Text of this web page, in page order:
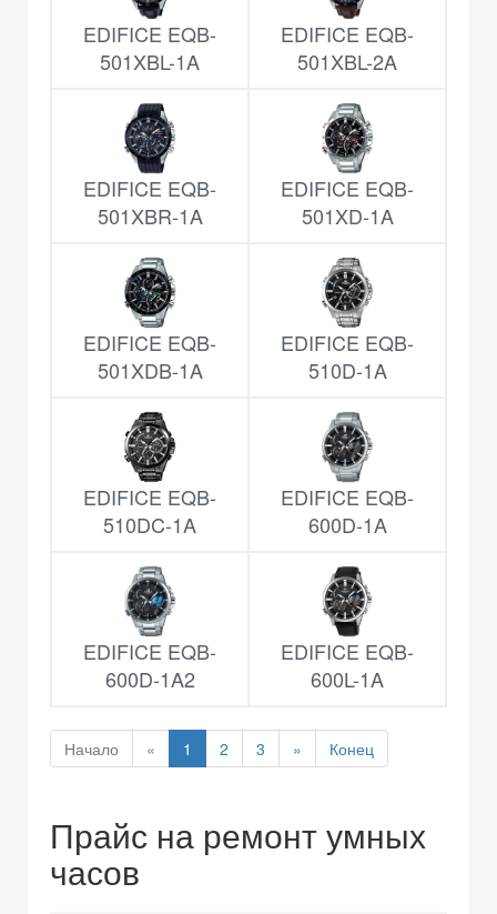
EDIFICE EQB-
501XBL-1A
EDIFICE EQB-
501XBL-2A
EDIFICE EQB-
501XBR-1A
EDIFICE EQB-
501XD-1A
EDIFICE EQB-
501XDB-1A
EDIFICE EQB-
510D-1A
EDIFICE EQB-
510DC-1A
EDIFICE EQB-
600D-1A
EDIFICE EQB-
600D-1A2
EDIFICE EQB-
600L-1A
Начало « 1 2 3 » Конец
Прайс на ремонт умных
часов